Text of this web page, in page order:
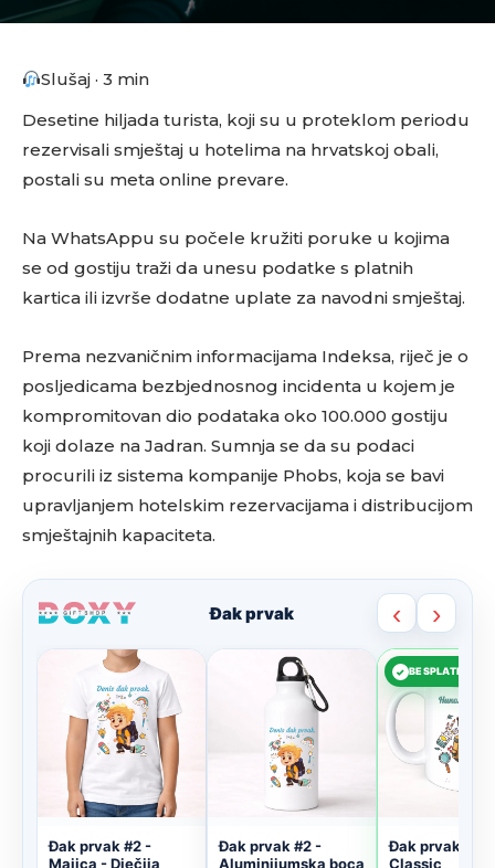
Slušaj · 3 min
Desetine hiljada turista, koji su u proteklom periodu
rezervisali smještaj u hotelima na hrvatskoj obali,
postali su meta online prevare.
Na WhatsAppu su počele kružiti poruke u kojima
se od gostiju traži da unesu podatke s platnih
kartica ili izvrše dodatne uplate za navodni smještaj.
Prema nezvaničnim informacijama Indeksa, riječ je o
posljedicama bezbjednosnog incidenta u kojem je
kompromitovan dio podataka oko 100.000 gostiju
koji dolaze na Jadran. Sumnja se da su podaci
procurili iz sistema kompanije Phobs, koja se bavi
upravljanjem hotelskim rezervacijama i distribucijom
smještajnih kapaciteta.